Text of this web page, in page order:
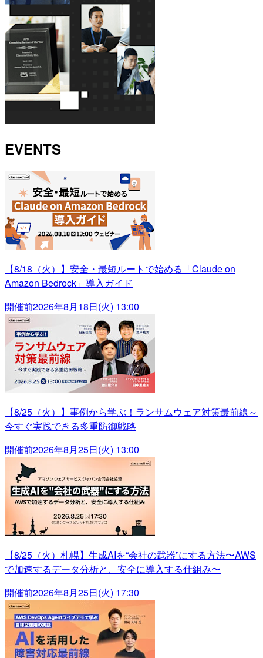
EVENTS
【8/18（火）】安全・最短ルートで始める「Claude on
Amazon Bedrock」導入ガイド
開催前2026年8月18日(火) 13:00
【8/25（火）】事例から学ぶ！ランサムウェア対策最前線～
今すぐ実践できる多重防御戦略
開催前2026年8月25日(火) 13:00
【8/25（火）札幌】生成AIを“会社の武器”にする方法〜AWS
で加速するデータ分析と、安全に導入する仕組み〜
開催前2026年8月25日(火) 17:30